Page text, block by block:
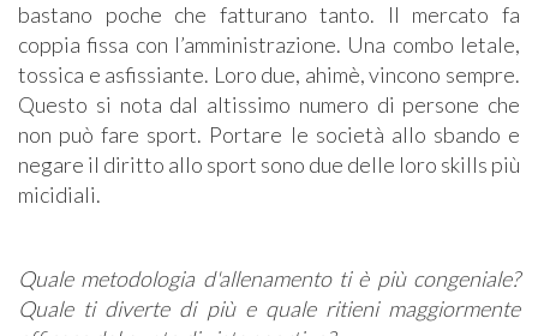
bastano poche che fatturano tanto. Il mercato fa
coppia fissa con l’amministrazione. Una combo letale,
tossica e asfissiante. Loro due, ahimè, vincono sempre.
Questo si nota dal altissimo numero di persone che
non può fare sport. Portare le società allo sbando e
negare il diritto allo sport sono due delle loro skills più
micidiali.
Quale metodologia d'allenamento ti è più congeniale?
Quale ti diverte di più e quale ritieni maggiormente